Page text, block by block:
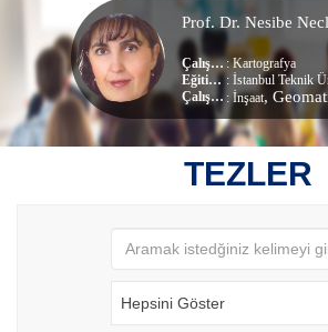
Prof. Dr. Nesibe
Çalışma Alanları:Kartografya
Eğitim Durumu
Çalıştığı Birim :İnşaat, Geomatik
TEZLER
Hepsini Göster